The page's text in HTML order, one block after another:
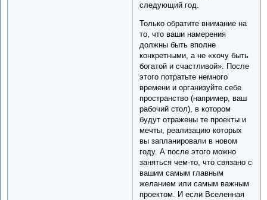
следующий год.
Только обратите внимание на
то, что ваши намерения
должны быть вполне
конкретными, а не «хочу быть
богатой и счастливой». После
этого потратьте немного
времени и организуйте себе
пространство (например, ваш
рабочий стол), в котором
будут отражены те проекты и
мечты, реализацию которых
вы запланировали в новом
году. А после этого можно
заняться чем-то, что связано с
вашим самым главным
желанием или самым важным
проектом. И если Вселенная